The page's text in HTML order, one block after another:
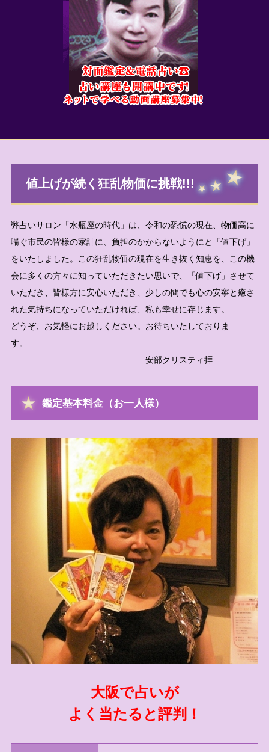
値上げが続く狂乱物価に挑戦!!!
弊占いサロン「水瓶座の時代」は、令和の恐慌の現在、物価高に
喘ぐ市民の皆様の家計に、負担のかからないようにと「値下げ」
をいたしました。この狂乱物価の現在を生き抜く知恵を、この機
会に多くの方々に知っていただきたい思いで、「値下げ」させて
いただき、皆様方に安心いただき、少しの間でも心の安寧と癒さ
れた気持ちになっていただければ、私も幸せに存じます。
どうぞ、お気軽にお越しください。お待ちいたしておりま
す。
安部クリスティ拝
鑑定基本料金（お一人様）
大阪で占いが
よく当たると評判！